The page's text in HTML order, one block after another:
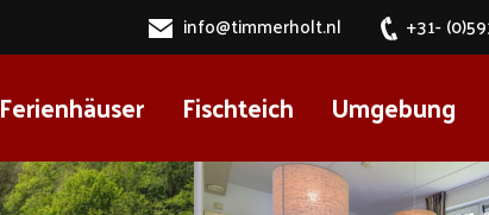
info@timmerholt.nl +31-
Ferienhäuser Fischteich Umgebung